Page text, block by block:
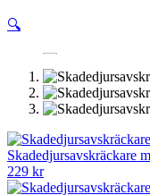
🔍
Skadedjursavskräckare
229 kr